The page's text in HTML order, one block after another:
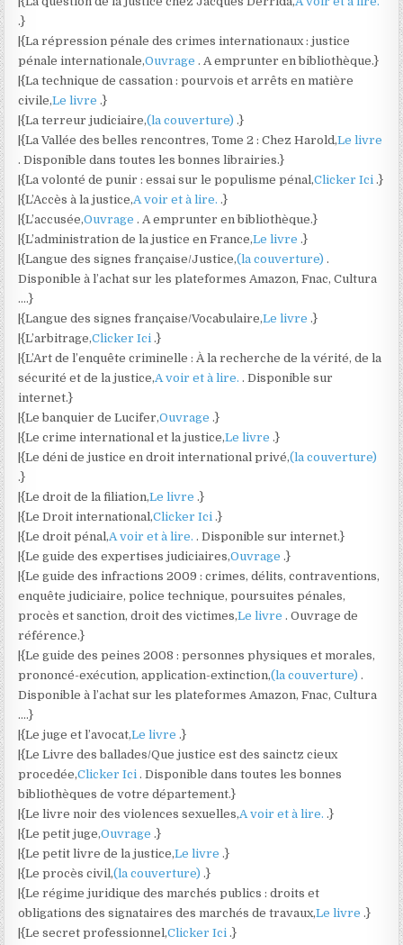
.}
|{La répression pénale des crimes internationaux : justice
pénale internationale,Ouvrage. A emprunter en bibliothèque.}
|{La technique de cassation : pourvois et arrêts en matière
civile,Le livre.}
|{La terreur judiciaire,(la couverture).}
|{La Vallée des belles rencontres, Tome 2 : Chez Harold,Le livre
. Disponible dans toutes les bonnes librairies.}
|{La volonté de punir : essai sur le populisme pénal,Clicker Ici.}
|{L’Accès à la justice,A voir et à lire..}
|{L’accusée,Ouvrage. A emprunter en bibliothèque.}
|{L’administration de la justice en France,Le livre.}
|{Langue des signes française/Justice,(la couverture).
Disponible à l’achat sur les plateformes Amazon, Fnac, Cultura
….}
|{Langue des signes française/Vocabulaire,Le livre.}
|{L’arbitrage,Clicker Ici.}
|{L’Art de l’enquête criminelle : À la recherche de la vérité, de la
sécurité et de la justice,A voir et à lire.. Disponible sur
internet.}
|{Le banquier de Lucifer,Ouvrage.}
|{Le crime international et la justice,Le livre.}
|{Le déni de justice en droit international privé,(la couverture)
.}
|{Le droit de la filiation,Le livre.}
|{Le Droit international,Clicker Ici.}
|{Le droit pénal,A voir et à lire.. Disponible sur internet.}
|{Le guide des expertises judiciaires,Ouvrage.}
|{Le guide des infractions 2009 : crimes, délits, contraventions,
enquête judiciaire, police technique, poursuites pénales,
procès et sanction, droit des victimes,Le livre. Ouvrage de
référence.}
|{Le guide des peines 2008 : personnes physiques et morales,
prononcé-exécution, application-extinction,(la couverture).
Disponible à l’achat sur les plateformes Amazon, Fnac, Cultura
….}
|{Le juge et l’avocat,Le livre.}
|{Le Livre des ballades/Que justice est des sainctz cieux
procedée,Clicker Ici. Disponible dans toutes les bonnes
bibliothèques de votre département.}
|{Le livre noir des violences sexuelles,A voir et à lire..}
|{Le petit juge,Ouvrage.}
|{Le petit livre de la justice,Le livre.}
|{Le procès civil,(la couverture).}
|{Le régime juridique des marchés publics : droits et
obligations des signataires des marchés de travaux,Le livre.}
|{Le secret professionnel,Clicker Ici.}